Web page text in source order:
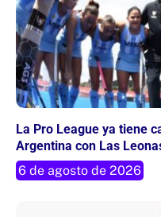
La Pro League ya tiene
Argentina con Las
6 de agosto de 2026